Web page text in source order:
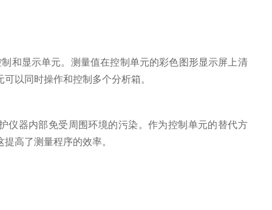
和显示单元。测量值在控制单元的彩色图形显示屏上清
以同时操作和控制多个分析箱。
仪器内部免受周围环境的污染。作为控制单元的替代方
高了测量程序的效率。